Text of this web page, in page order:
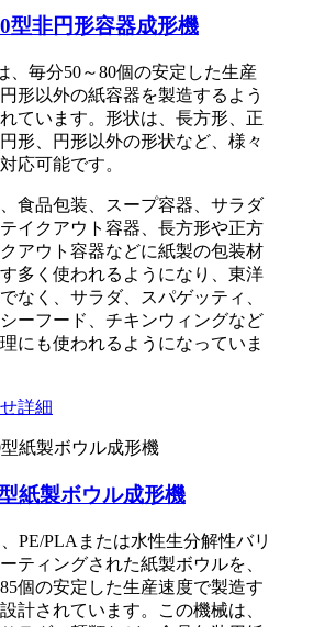
型非円形容器成形機
、毎分50～80個の安定した生産
形以外の紙容器を製造するよう
ています。形状は、長方形、正
形、円形以外の形状など、様々
応可能です。
食品包装、スープ容器、サラダ
イクアウト容器、長方形や正方
アウト容器などに紙製の包装材
多く使われるようになり、東洋
なく、サラダ、スパゲッティ、
ーフード、チキンウィングなど
にも使われるようになっていま
詳細
紙製ボウル成形機
PE/PLAまたは水性生分解性バリ
ティングされた紙製ボウルを、
個の安定した生産速度で製造す
計されています。この機械は、